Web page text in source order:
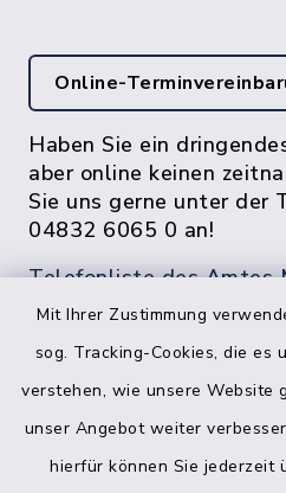
Mit Ihrer Zustimmung
sog. Tracking-Cookies, die es
verstehen, wie unsere Website
unser Angebot weiter
hierfür können Sie jederzeit
Online-
Haben Sie ein
aber online keinen
Sie uns gerne unter der
04832 6065 0 an!
Telefonliste des Amtes